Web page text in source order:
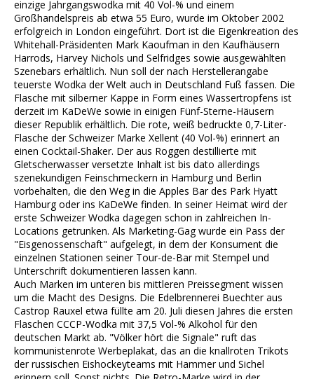
einzige Jahrgangswodka mit 40 Vol-% und einem
Großhandelspreis ab etwa 55 Euro, wurde im Oktober 2002
erfolgreich in London eingeführt. Dort ist die Eigenkreation des
Whitehall-Präsidenten Mark Kaoufman in den Kaufhäusern
Harrods, Harvey Nichols und Selfridges sowie ausgewählten
Szenebars erhältlich. Nun soll der nach Herstellerangabe
teuerste Wodka der Welt auch in Deutschland Fuß fassen. Die
Flasche mit silberner Kappe in Form eines Wassertropfens ist
derzeit im KaDeWe sowie in einigen Fünf-Sterne-Häusern
dieser Republik erhältlich. Die rote, weiß bedruckte 0,7-Liter-
Flasche der Schweizer Marke Xellent (40 Vol-%) erinnert an
einen Cocktail-Shaker. Der aus Roggen destillierte mit
Gletscherwasser versetzte Inhalt ist bis dato allerdings
szenekundigen Feinschmeckern in Hamburg und Berlin
vorbehalten, die den Weg in die Apples Bar des Park Hyatt
Hamburg oder ins KaDeWe finden. In seiner Heimat wird der
erste Schweizer Wodka dagegen schon in zahlreichen In-
Locations getrunken. Als Marketing-Gag wurde ein Pass der
"Eisgenossenschaft" aufgelegt, in dem der Konsument die
einzelnen Stationen seiner Tour-de-Bar mit Stempel und
Unterschrift dokumentieren lassen kann.
Auch Marken im unteren bis mittleren Preissegment wissen
um die Macht des Designs. Die Edelbrennerei Buechter aus
Castrop Rauxel etwa füllte am 20. Juli diesen Jahres die ersten
Flaschen CCCP-Wodka mit 37,5 Vol-% Alkohol für den
deutschen Markt ab. "Völker hört die Signale" ruft das
kommunistenrote Werbeplakat, das an die knallroten Trikots
der russischen Eishockeyteams mit Hammer und Sichel